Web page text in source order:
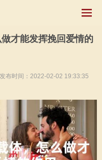
才能发挥挽回爱情的
发布时间：2022-02-02 19:33:35